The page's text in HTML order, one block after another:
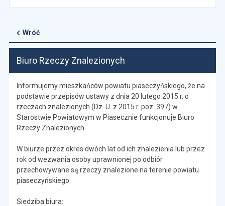
Wróć
Biuro Rzeczy Znalezionych
Informujemy mieszkańców powiatu piaseczyńskiego, że na
podstawie przepisów ustawy z dnia 20 lutego 2015 r. o
rzeczach znalezionych (Dz. U. z 2015 r. poz. 397) w
Starostwie Powiatowym w Piasecznie funkcjonuje Biuro
Rzeczy Znalezionych.
W biurze przez okres dwóch lat od ich znalezienia lub przez
rok od wezwania osoby uprawnionej po odbiór
przechowywane są rzeczy znalezione na terenie powiatu
piaseczyńskiego.
Siedziba biura: